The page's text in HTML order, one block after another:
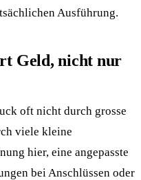
Ausführung.
Geld, nicht nur
oft nicht durch grosse
viele kleine
hier, eine angepasste
bei Anschlüssen oder